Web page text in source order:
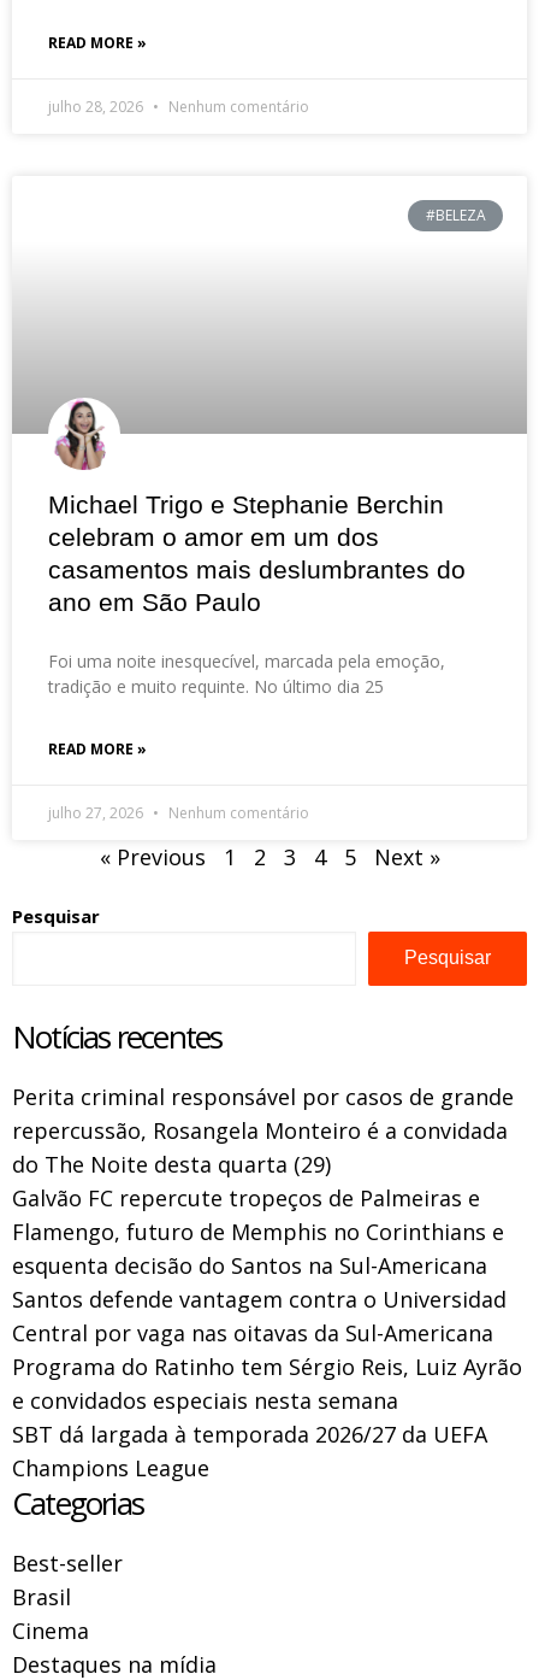
READ MORE »
julho 28, 2026 Nenhum comentário
#BELEZA
Michael Trigo e Stephanie Berchin
celebram o amor em um dos
casamentos mais deslumbrantes do
ano em São Paulo
Foi uma noite inesquecível, marcada pela emoção,
tradição e muito requinte. No último dia 25
READ MORE »
julho 27, 2026 Nenhum comentário
« Previous 1 2 3 4 5 Next »
Pesquisar
Pesquisar
Notícias recentes
Perita criminal responsável por casos de grande
repercussão, Rosangela Monteiro é a convidada
do The Noite desta quarta (29)
Galvão FC repercute tropeços de Palmeiras e
Flamengo, futuro de Memphis no Corinthians e
esquenta decisão do Santos na Sul-Americana
Santos defende vantagem contra o Universidad
Central por vaga nas oitavas da Sul-Americana
Programa do Ratinho tem Sérgio Reis, Luiz Ayrão
e convidados especiais nesta semana
SBT dá largada à temporada 2026/27 da UEFA
Champions League
Categorias
Best-seller
Brasil
Cinema
Destaques na mídia